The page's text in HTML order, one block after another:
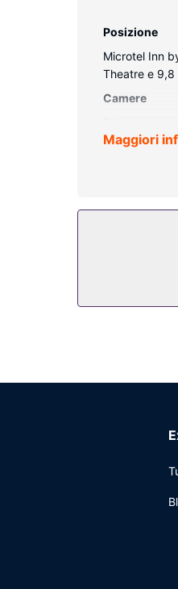
Posizione
Microtel Inn
Theatre e 9,8
Camere
satellite è
La
Maggiori